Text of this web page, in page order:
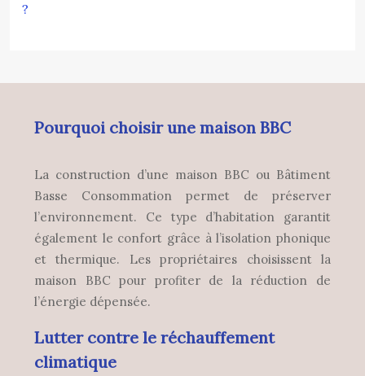
?
Pourquoi choisir une maison BBC
La construction d’une maison BBC ou Bâtiment
Basse Consommation permet de préserver
l’environnement. Ce type d’habitation garantit
également le confort grâce à l’isolation phonique
et thermique. Les propriétaires choisissent la
maison BBC pour profiter de la réduction de
l’énergie dépensée.
Lutter contre le réchauffement
climatique